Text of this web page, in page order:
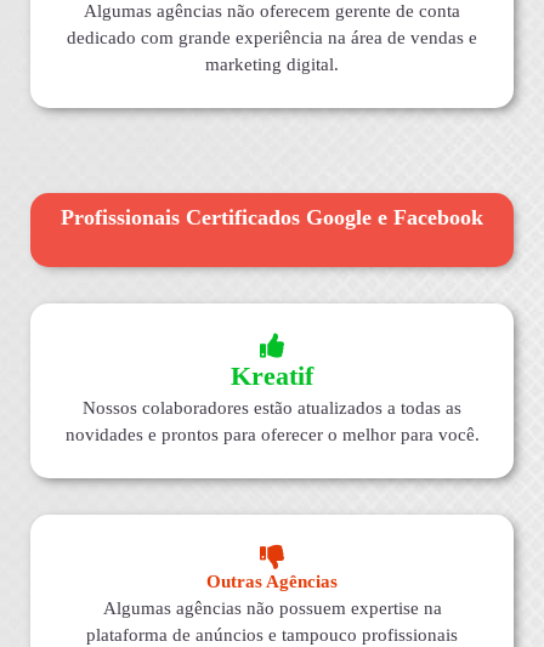
Algumas agências não oferecem gerente de conta
dedicado com grande experiência na área de vendas e
marketing digital.
Profissionais Certificados Google e Facebook
Kreatif
Nossos colaboradores estão atualizados a todas as
novidades e prontos para oferecer o melhor para você.
Outras Agências
Algumas agências não possuem expertise na
plataforma de anúncios e tampouco profissionais